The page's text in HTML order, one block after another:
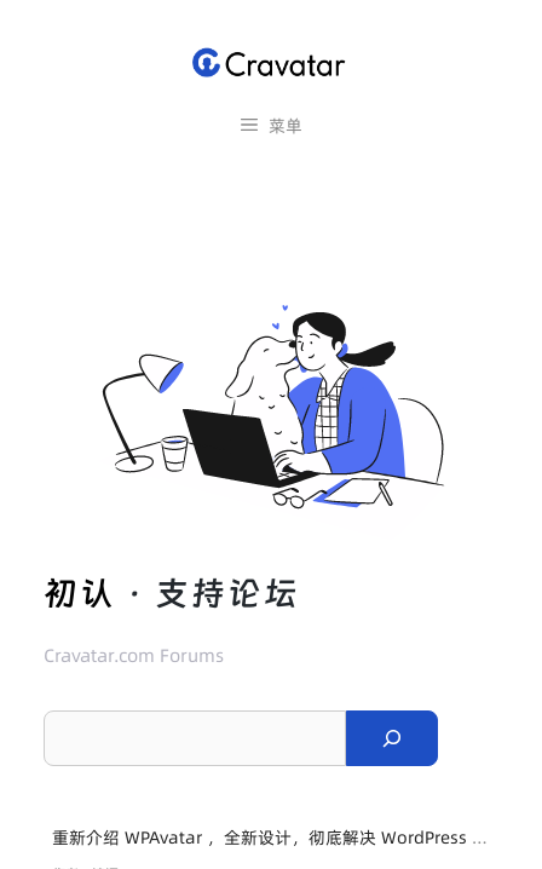
菜单
初认 · 支持论坛
Cravatar.com Forums
S
e
重新介绍 WPAvatar ，全新设计，彻底解决 WordPress 中国头像显示问题。